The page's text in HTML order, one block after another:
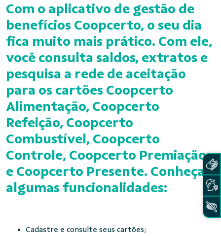
Com o aplicativo de gestão de
benefícios Coopcerto, o seu dia
fica muito mais prático. Com ele,
você consulta saldos, extratos e
pesquisa a rede de aceitação
para os cartões Coopcerto
Alimentação, Coopcerto
Refeição, Coopcerto
Combustível, Coopcerto
Controle, Coopcerto Premiação
e Coopcerto Presente. Conheça
algumas funcionalidades:
Cadastre e consulte seus cartões;